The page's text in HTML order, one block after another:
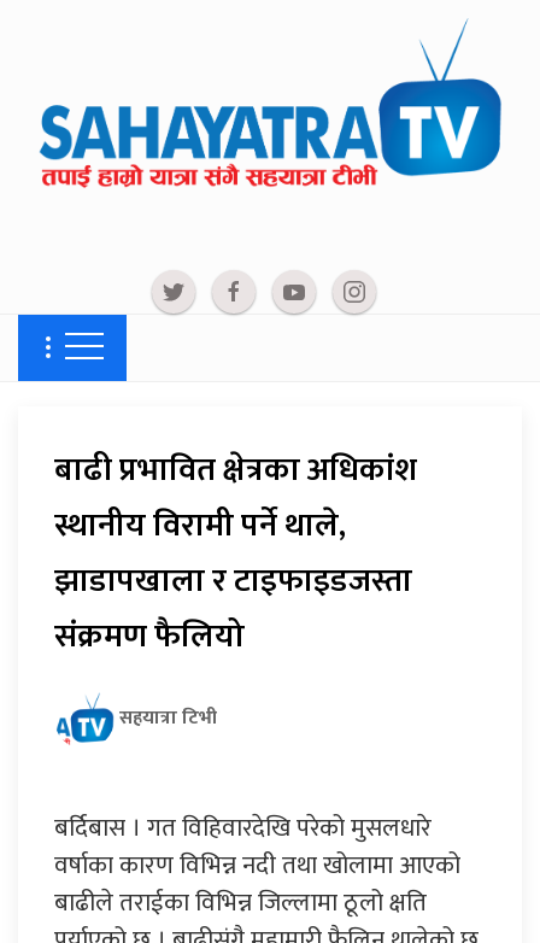
बाढी प्रभावित क्षेत्रका अधिकांश
स्थानीय विरामी पर्ने थाले,
झाडापखाला र टाइफाइडजस्ता
संक्रमण फैलियो
सहयात्रा टिभी
बर्दिबास । गत विहिवारदेखि परेको मुसलधारे
वर्षाका कारण विभिन्न नदी तथा खोलामा आएको
बाढीले तराईका विभिन्न जिल्लामा ठूलो क्षति